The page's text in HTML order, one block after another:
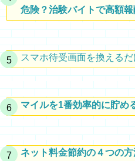
危険？治験バイトで高額
スマホ待受画面を換える
マイルを1番効率的に貯め
ネット料金節約の４つの